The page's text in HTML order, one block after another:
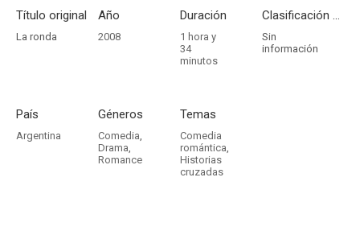
Título original
La ronda
Año
2008
Duración
1 hora y
34
minutos
Clasificación por edades
Sin
información
País
Argentina
Géneros
Comedia,
Drama,
Romance
Temas
Comedia
romántica,
Historias
cruzadas